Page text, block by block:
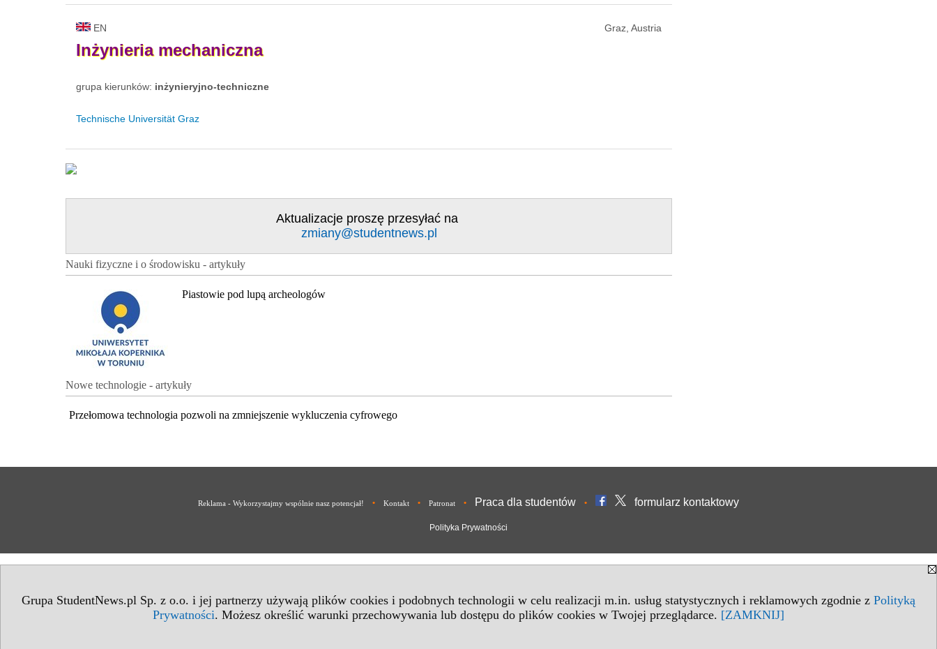
Grupa StudentNews.pl Sp. z o.o. i jej partnerzy używają plików cookies i podobnych technologii w celu realizacji m.in. usług statystycznych i reklamowych zgodnie z Polityką
Prywatności. Możesz określić warunki przechowywania lub dostępu do plików cookies w Twojej przeglądarce. [ZAMKNIJ]
EN Graz, Austria
Inżynieria mechaniczna
grupa kierunków: inżynieryjno-techniczne
Technische Universität Graz
Aktualizacje proszę przesyłać na
zmiany@studentnews.pl
Nauki fizyczne i o środowisku - artykuły
Piastowie pod lupą archeologów
Nowe technologie - artykuły
Przełomowa technologia pozwoli na zmniejszenie wykluczenia cyfrowego
Reklama - Wykorzystajmy wspólnie nasz potencjał! • Kontakt • Patronat • Praca dla studentów • formularz kontaktowy
Polityka Prywatności